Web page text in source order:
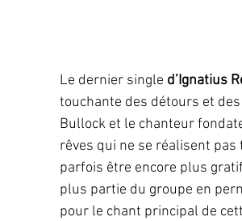
Le dernier single d’Ignatius
touchante des détours et
Bullock et le chanteur
rêves qui ne se réalisent
parfois être encore plus
plus partie du groupe en
pour le chant principal de